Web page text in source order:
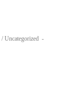
/ Uncategorized